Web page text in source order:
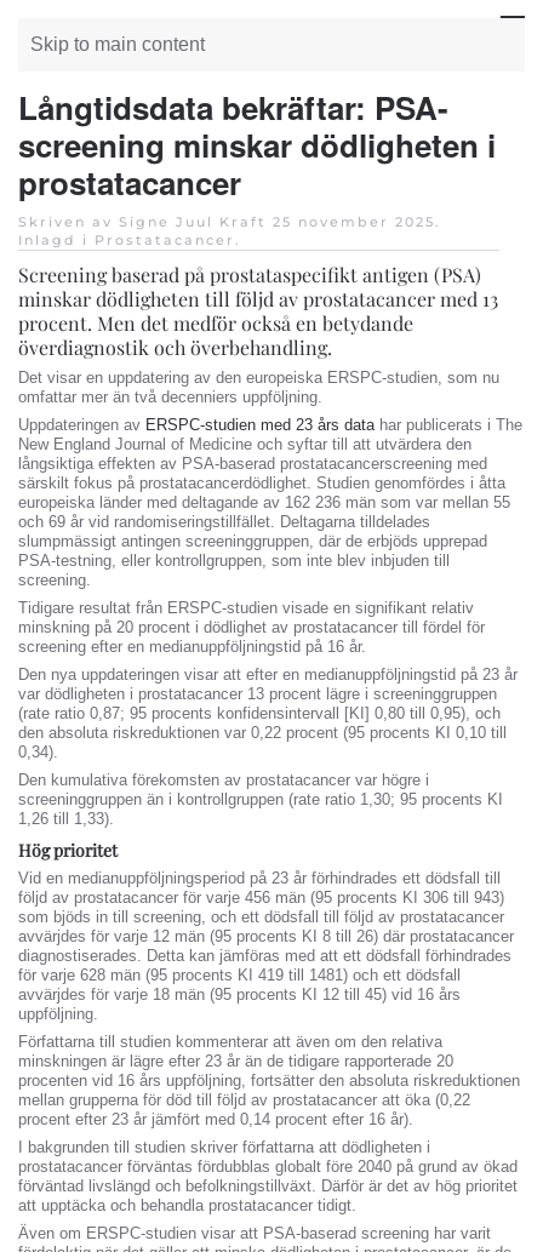
Skip to main content
Långtidsdata bekräftar: PSA-
screening minskar dödligheten i
prostatacancer
Skriven av Signe Juul Kraft 25 november 2025.
Inlagd i Prostatacancer .
Screening baserad på prostataspecifikt antigen (PSA)
minskar dödligheten till följd av prostatacancer med 13
procent. Men det medför också en betydande
överdiagnostik och överbehandling.
Det visar en uppdatering av den europeiska ERSPC-studien, som nu
omfattar mer än två decenniers uppföljning.
Uppdateringen av ERSPC-studien med 23 års datahar publicerats i The
New England Journal of Medicine och syftar till att utvärdera den
långsiktiga effekten av PSA-baserad prostatacancerscreening med
särskilt fokus på prostatacancerdödlighet. Studien genomfördes i åtta
europeiska länder med deltagande av 162 236 män som var mellan 55
och 69 år vid randomiseringstillfället. Deltagarna tilldelades
slumpmässigt antingen screeninggruppen, där de erbjöds upprepad
PSA-testning, eller kontrollgruppen, som inte blev inbjuden till
screening.
Tidigare resultat från ERSPC-studien visade en signifikant relativ
minskning på 20 procent i dödlighet av prostatacancer till fördel för
screening efter en medianuppföljningstid på 16 år.
Den nya uppdateringen visar att efter en medianuppföljningstid på 23 år
var dödligheten i prostatacancer 13 procent lägre i screeninggruppen
(rate ratio 0,87; 95 procents konfidensintervall [KI] 0,80 till 0,95), och
den absoluta riskreduktionen var 0,22 procent (95 procents KI 0,10 till
0,34).
Den kumulativa förekomsten av prostatacancer var högre i
screeninggruppen än i kontrollgruppen (rate ratio 1,30; 95 procents KI
1,26 till 1,33).
Hög prioritet
Vid en medianuppföljningsperiod på 23 år förhindrades ett dödsfall till
följd av prostatacancer för varje 456 män (95 procents KI 306 till 943)
som bjöds in till screening, och ett dödsfall till följd av prostatacancer
avvärjdes för varje 12 män (95 procents KI 8 till 26) där prostatacancer
diagnostiserades. Detta kan jämföras med att ett dödsfall förhindrades
för varje 628 män (95 procents KI 419 till 1481) och ett dödsfall
avvärjdes för varje 18 män (95 procents KI 12 till 45) vid 16 års
uppföljning.
Författarna till studien kommenterar att även om den relativa
minskningen är lägre efter 23 år än de tidigare rapporterade 20
procenten vid 16 års uppföljning, fortsätter den absoluta riskreduktionen
mellan grupperna för död till följd av prostatacancer att öka (0,22
procent efter 23 år jämfört med 0,14 procent efter 16 år).
I bakgrunden till studien skriver författarna att dödligheten i
prostatacancer förväntas fördubblas globalt före 2040 på grund av ökad
förväntad livslängd och befolkningstillväxt. Därför är det av hög prioritet
att upptäcka och behandla prostatacancer tidigt.
Även om ERSPC-studien visar att PSA-baserad screening har varit